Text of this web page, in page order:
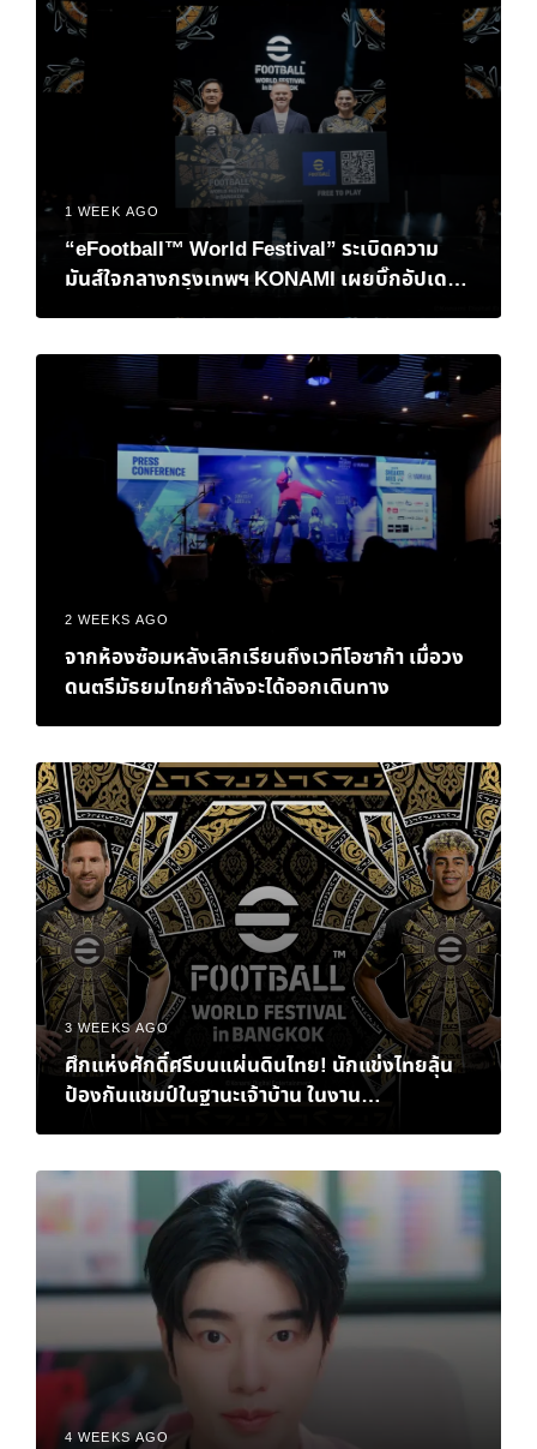
1 WEEK AGO
“eFootball™ World Festival” ระเบิดความ
มันส์ใจกลางกรุงเทพฯ KONAMI เผยบิ๊กอัปเดต
เอาใจแฟนบอลชาวไทย พร้อมปิดฉากศึกชิงแชมป์
Finals อย่างยิ่งใหญ่
2 WEEKS AGO
จากห้องซ้อมหลังเลิกเรียนถึงเวทีโอซาก้า เมื่อวง
ดนตรีมัธยมไทยกำลังจะได้ออกเดินทาง
3 WEEKS AGO
ศึกแห่งศักดิ์ศรีบนแผ่นดินไทย! นักแข่งไทยลุ้น
ป้องกันแชมป์ในฐานะเจ้าบ้าน ในงาน
eFootball™ Championship 2026 World
4 WEEKS AGO